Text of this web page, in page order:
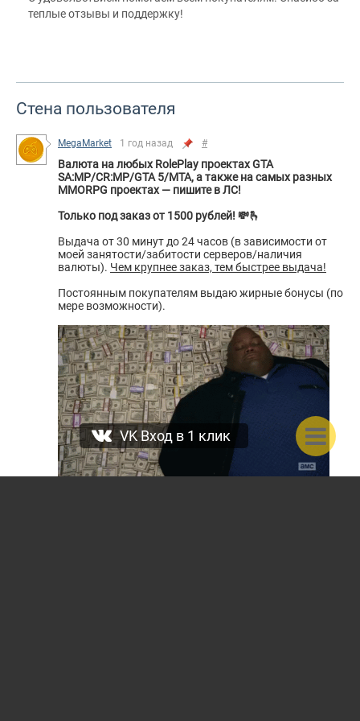
за 4000 ₽
В этом месяцепожаловаться
her***
Аккаунты Overwatch 2
за 1000 ₽
В этом месяцепожаловаться
need 2 factor code
Ответ:check the PM please
Dim***
купил(а)Аккаунты Warface
за 20000 ₽
все отлично
теплые отзывы и поддержку!
Стена пользователя
MegaMarket 1 год назад #
Валюта на любых RolePlay проектах GTA
SA:MP/CR:MP/GTA 5/MTA, а также на самых разных
MMORPG проектах — пишите в ЛС!
Только под заказ от 1500 рублей! 💸🫰
Выдача от 30 минут до 24 часов (в зависимости от
моей занятости/забитости серверов/наличия
валюты). Чем крупнее заказ, тем быстрее выдача!
Постоянным покупателям выдаю жирные бонусы (по
мере возможности).
VK Вход в 1 клик